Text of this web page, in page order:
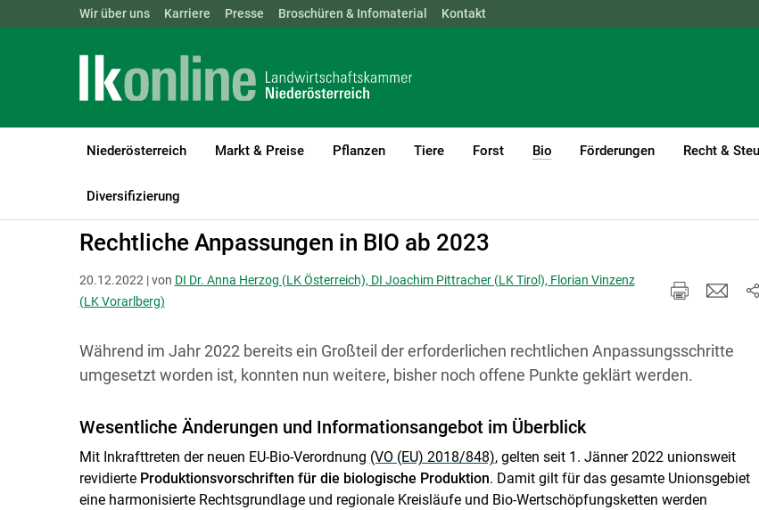
Landwirtschaftskammern: ÖSTERREICH BGLD KTN NÖ OÖ SBG
Wir über uns Karriere Presse Broschüren & Infomaterial Kontakt
Niederösterreich Markt & Preise Pflanzen Tiere Forst Bio
(current)1
Förderungen Recht &
Diversifizierung
LK Niederösterreich
Rechtliche Anpassungen in BIO ab 2023
20.12.2022 | von DI Dr. Anna Herzog (LK Österreich), DI Joachim Pittracher (LK Tirol), Florian Vinzenz
(LK Vorarlberg)
Während im Jahr 2022 bereits ein Großteil der erforderlichen rechtlichen Anpassungsschritte
umgesetzt worden ist, konnten nun weitere, bisher noch offene Punkte geklärt werden.
Wesentliche Änderungen und Informationsangebot im Überblick
Mit Inkrafttreten der neuen EU-Bio-Verordnung (VO (EU) 2018/848), gelten seit 1. Jänner 2022 unionsweit
revidierte Produktionsvorschriften für die biologische Produktion. Damit gilt für das gesamte Unionsgebiet
eine harmonisierte Rechtsgrundlage und regionale Kreisläufe und Bio-Wertschöpfungsketten werden